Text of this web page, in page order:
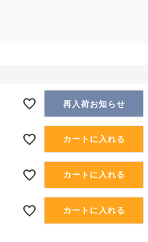
再入荷お知らせ
カートに入れる
カートに入れる
カートに入れる